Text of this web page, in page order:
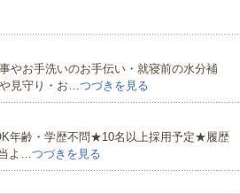
やお手洗いのお手伝い・就寝前の水分補
見守り・お…つづきを見る
年齢・学歴不問★10名以上採用予定★履歴
よ…つづきを見る